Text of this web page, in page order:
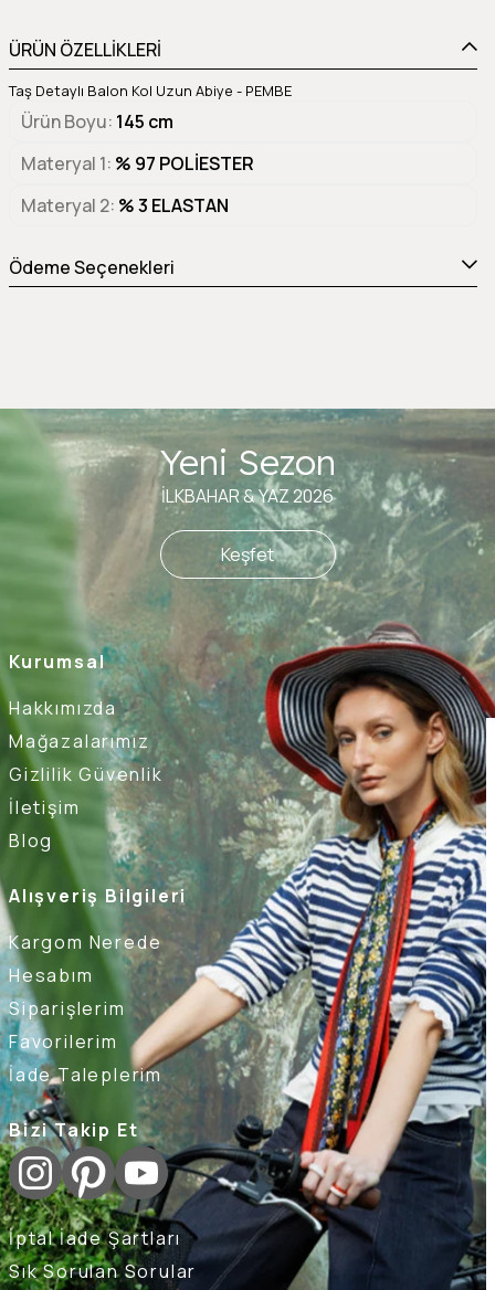
ÜRÜN ÖZELLİKLERİ
Taş Detaylı Balon Kol Uzun Abiye - PEMBE
Ürün Boyu 145 cm
Materyal 1 % 97 POLİESTER
Materyal 2 % 3 ELASTAN
Ödeme Seçenekleri
Kurumsal
Hakkımızda
Mağazalarımız
Gizlilik Güvenlik
İletişim
Blog
Alışveriş Bilgileri
Kargom Nerede
Hesabım
Siparişlerim
Favorilerim
İade Taleplerim
Bizi Takip Et
İptal İade Şartları
Sık Sorulan Sorular
Yeni Sezon
İLKBAHAR & YAZ 2026
Keşfet